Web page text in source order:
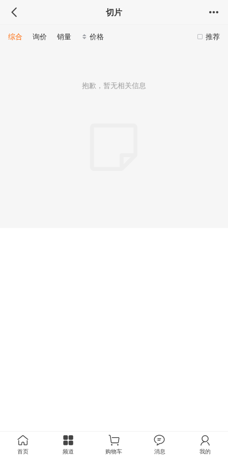
切片
推荐
综合 询价 销量 价格
抱歉，暂无相关信息
首页 频道 购物车 消息 我的